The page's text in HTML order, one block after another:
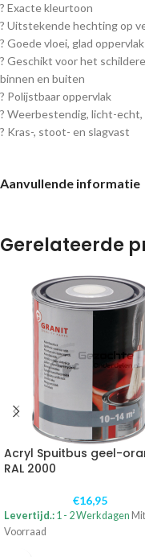
? Exacte kleurtoon
? Uitstekende hechting op
? Goede vloei, glad oppervlak
? Geschikt voor het
binnen en buiten
? Polijstbaar oppervlak
? Weerbestendig, licht-
? Kras-, stoot- en slagvast
Aanvullende informatie
Gerelateerde
Acryl Spuitbus geel-
RAL 2000
€16,95
Levertijd.: 1 - 2 Werkdagen
Voorraad